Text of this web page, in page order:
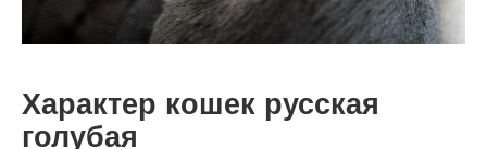
Характер кошек русская
голубая